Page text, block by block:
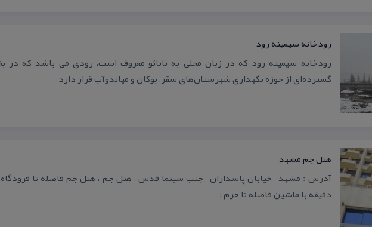
رودخانه سیمینه رود
رودخانه سیمینه رود كه در زبان محلی به تاتائو معروف است، رودی می باشد كه در
گسترده‌ای از حوزه نگهداری شهرستان‌های سقز، بوكان و میاندوآب قرار دارد
هتل جم مشهد
دقیقه با ماشین فاصله تا حرم :